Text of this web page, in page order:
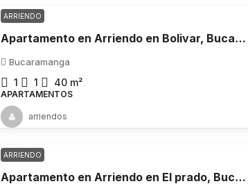
ARRIENDO
Apartamento en Arriendo en Bolivar, Bucaramanga
Bucaramanga
1 1 40 m²
APARTAMENTOS
arriendos
ARRIENDO
Apartamento en Arriendo en El prado, Bucaramanga